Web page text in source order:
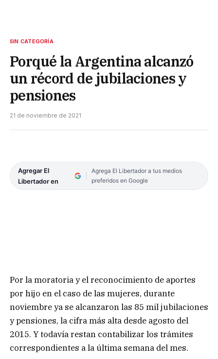
SIN CATEGORÍA
Porqué la Argentina alcanzó
un récord de jubilaciones y
pensiones
21 de noviembre de 2021
Agregar El
Libertador en
Agrega El Libertador a tus medios
preferidos en Google
Por la moratoria y el reconocimiento de aportes
por hijo en el caso de las mujeres, durante
noviembre ya se alcanzaron las 85 mil jubilaciones
y pensiones, la cifra más alta desde agosto del
2015. Y todavía restan contabilizar los trámites
correspondientes a la última semana del mes.